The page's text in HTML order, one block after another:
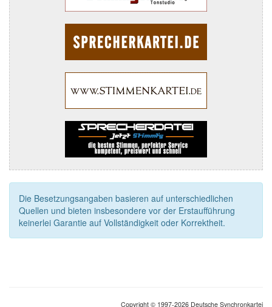
Die Besetzungsangaben basieren auf unterschiedlichen
Quellen und bieten insbesondere vor der Erstaufführung
keinerlei Garantie auf Vollständigkeit oder Korrektheit.
Copyright © 1997-2026 Deutsche Synchronkartei